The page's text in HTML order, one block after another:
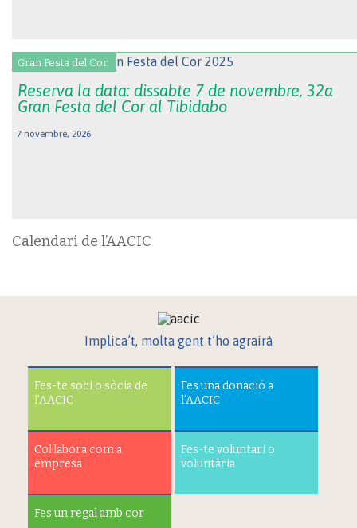
Gran Festa del Cor.
Reserva la data: dissabte 7 de novembre, 32a
Gran Festa del Cor al Tibidabo
7 novembre, 2026
Calendari de l’AACIC
Implica’t, molta gent t’ho agrairà
Fes-te soci o sòcia de
l’AACIC
Fes una donació a
l’AACIC
Col·labora com a
empresa
Fes-te voluntari o
voluntària
Fes un regal amb cor